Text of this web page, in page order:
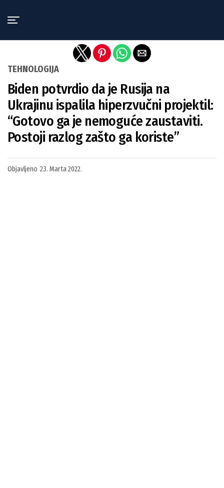
TEHNOLOGIJA
Biden potvrdio da je Rusija na
Ukrajinu ispalila hiperzvučni projektil:
“Gotovo ga je nemoguće zaustaviti.
Postoji razlog zašto ga koriste”
Objavljeno 23. Marta 2022.